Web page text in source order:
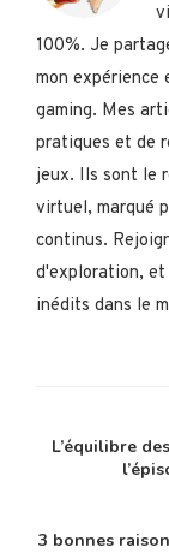
100%. Je
mon expérience
gaming. Mes
pratiques et de
jeux. Ils sont le
virtuel, marqué
continus.
d'exploration, et
inédits dans le
L’équilibre
3 bonnes